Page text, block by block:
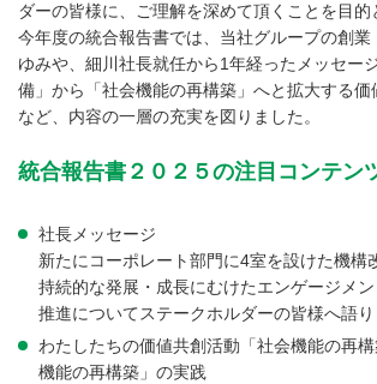
ダーの皆様に、ご理解を深めて頂くことを目的
今年度の統合報告書では、当社グループの創業
ゆみや、細川社長就任から1年経ったメッセー
備」から「社会機能の再構築」へと拡大する価
など、内容の一層の充実を図りました。
統合報告書２０２５の注目コンテン
社長メッセージ
新たにコーポレート部門に4室を設けた機構
持続的な発展・成長にむけたエンゲージメ
推進についてステークホルダーの皆様へ語り
わたしたちの価値共創活動「社会機能の再
機能の再構築」の実践